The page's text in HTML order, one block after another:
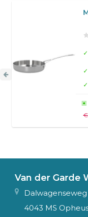
✓
✓
✓
Van der Garde
Dalwagenseweg
4043 MS